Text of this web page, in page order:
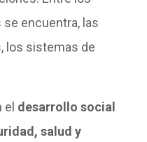
encuentra, las
los sistemas de
desarrollo social
salud y